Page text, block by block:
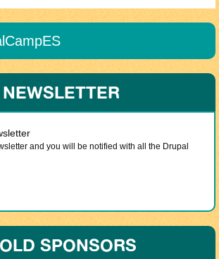
NEWSLETTER
and you will be notified with all the Drupal
SPONSORS